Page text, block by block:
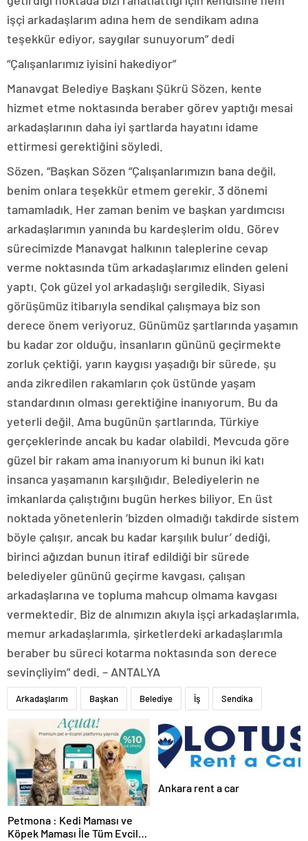
işçi arkadaşlarım adına hem de sendikam adına
teşekkür ediyor, saygılar sunuyorum” dedi
“Çalışanlarımız iyisini hakediyor”
Manavgat Belediye Başkanı Şükrü Sözen, kente
hizmet etme noktasında beraber görev yaptığı mesai
arkadaşlarının daha iyi şartlarda hayatını idame
ettirmesi gerektiğini söyledi.
Sözen, “Başkan Sözen “Çalışanlarımızın bana değil,
benim onlara teşekkür etmem gerekir. 3 dönemi
tamamladık. Her zaman benim ve başkan yardımcısı
arkadaşlarımın yanında bu kardeşlerim oldu. Görev
sürecimizde Manavgat halkının taleplerine cevap
verme noktasında tüm arkadaşlarımız elinden geleni
yaptı. Çok güzel yol arkadaşlığı sergiledik. Siyasi
görüşümüz itibarıyla sendikal çalışmaya biz son
derece önem veriyoruz. Günümüz şartlarında yaşamın
bu kadar zor olduğu, insanların gününü geçirmekte
zorluk çektiği, yarın kaygısı yaşadığı bir sürede, şu
anda zikredilen rakamların çok üstünde yaşam
standardının olması gerektiğine inanıyorum. Bu da
yeterli değil. Ama bugünün şartlarında, Türkiye
gerçeklerinde ancak bu kadar olabildi. Mevcuda göre
güzel bir rakam ama inanıyorum ki bunun iki katı
insanca yaşamanın karşılığıdır. Belediyelerin ne
imkanlarda çalıştığını bugün herkes biliyor. En üst
noktada yönetenlerin ‘bizden olmadığı takdirde sistem
böyle çalışır, ancak bu kadar karşılık bulur’ dediği,
birinci ağızdan bunun itiraf edildiği bir sürede
belediyeler gününü geçirme kavgası, çalışan
arkadaşlarına ve topluma mahcup olmama kavgası
vermektedir. Biz de alnımızın akıyla işçi arkadaşlarımla,
memur arkadaşlarımla, şirketlerdeki arkadaşlarımla
beraber bu süreci kotarma noktasında son derece
sevinçliyim” dedi. – ANTALYA
Arkadaşlarım Başkan Belediye İş Sendika
Petmona : Kedi Maması ve
Köpek Maması İle Tüm Evcil
Ankara rent a car